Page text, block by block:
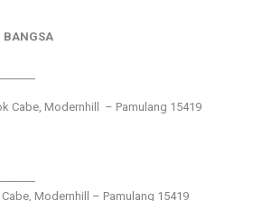
BANGSA
Cabe, Modernhill – Pamulang 15419
Modernhill – Pamulang 15419